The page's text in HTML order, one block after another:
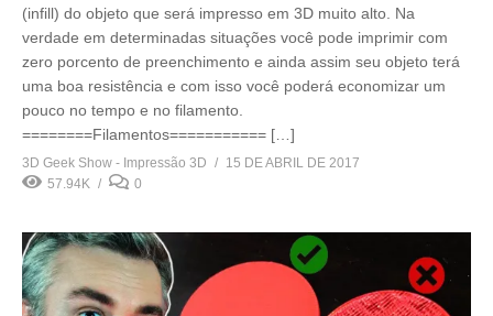
(infill) do objeto que será impresso em 3D muito alto. Na
verdade em determinadas situações você pode imprimir com
zero porcento de preenchimento e ainda assim seu objeto terá
uma boa resistência e com isso você poderá economizar um
pouco no tempo e no filamento.
========Filamentos=========== […]
3D Geek Show - Impressão 3D
15 DE ABRIL DE 2017
57.94K
0